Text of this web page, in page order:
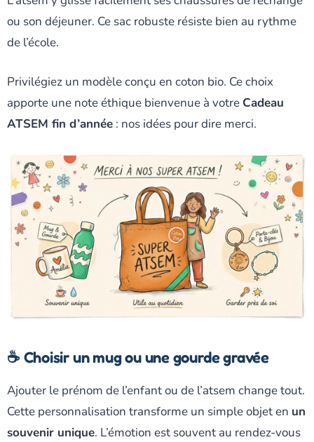
ou son déjeuner. Ce sac robuste résiste bien au rythme
de l’école.
Privilégiez un modèle conçu en coton bio. Ce choix
apporte une note éthique bienvenue à votre Cadeau
ATSEM fin d’année : nos idées pour dire merci.
☕ Choisir un mug ou une gourde gravée
Ajouter le prénom de l’enfant ou de l’atsem change tout.
Cette personnalisation transforme un simple objet en un
souvenir unique. L’émotion est souvent au rendez-vous